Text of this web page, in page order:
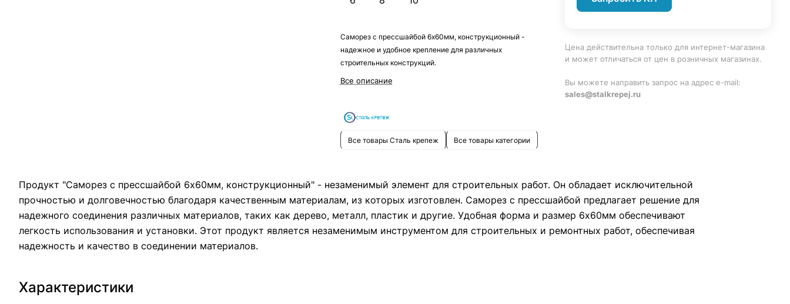
Саморез с прессшайбой 6х60мм, конструкционный -
надежное и удобное крепление для различных
строительных конструкций.
Все описание
Все товары Сталь крепеж Все товары категории
Цена действительна только для интернет-магазина
и может отличаться от цен в розничных магазинах.
Вы можете направить запрос на адрес e-mail:
sales@stalkrepej.ru
Продукт "Саморез с прессшайбой 6х60мм, конструкционный" - незаменимый элемент для строительных работ. Он обладает исключительной
прочностью и долговечностью благодаря качественным материалам, из которых изготовлен. Саморез с прессшайбой предлагает решение для
надежного соединения различных материалов, таких как дерево, металл, пластик и другие. Удобная форма и размер 6х60мм обеспечивают
легкость использования и установки. Этот продукт является незаменимым инструментом для строительных и ремонтных работ, обеспечивая
надежность и качество в соединении материалов.
Характеристики